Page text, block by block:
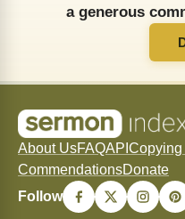
a generous
About UsFAQAPI
CommendationsDonate
Follow